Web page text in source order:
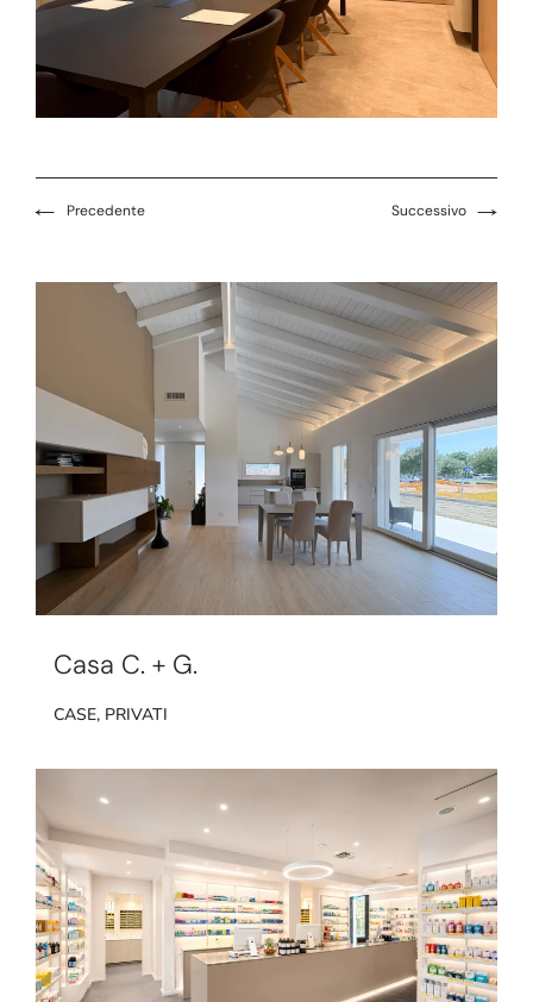
← Precedente Successivo →
Casa C. + G.
CASE, PRIVATI